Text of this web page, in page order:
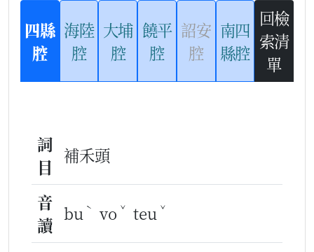
四縣
腔
海陸
腔
大埔
腔
饒平
腔
詔安
腔
南四
縣腔
回檢
索清
單
詞
目
補禾頭
音
讀
bu ˋ vo ˇ teu ˇ